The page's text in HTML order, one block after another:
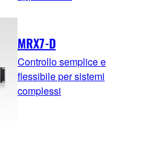
MRX7-D
Controllo semplice e
flessibile per sistemi
complessi